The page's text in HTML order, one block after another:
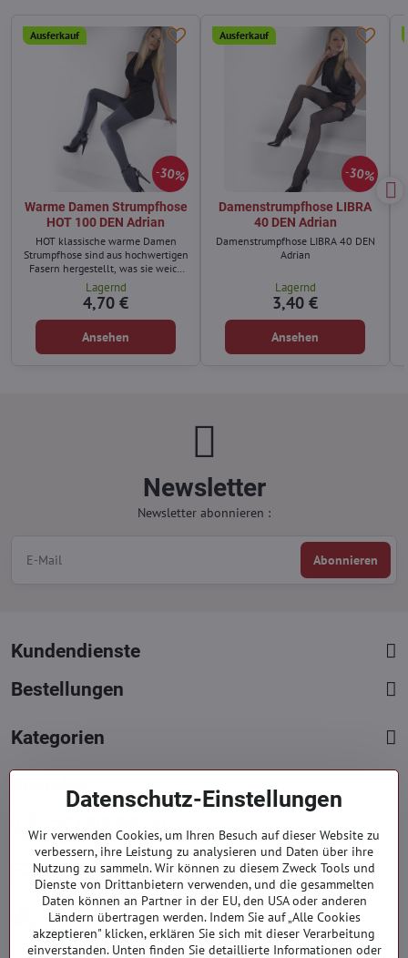
30%
Ausferkauf
Warme Damen Strumpfhose
HOT 100 DEN Adrian
HOT klassische warme Damen
Strumpfhose sind aus hochwertigen
Fasern hergestellt, was sie weich
Lagernd
4,70 €
Ansehen
30%
Ausferkauf
Damenstrumpfhose LIBRA
40 DEN Adrian
Damenstrumpfhose LIBRA 40 DEN
Adrian
Lagernd
3,40 €
Ansehen
Newsletter
Newsletter abonnieren :
Abonnieren
Kundendienste
Bestellungen
Kategorien
Kontakte
Mont. - Freit. : 09:00 - 15:00 hod.
info​@everlady​.eu
Non stop ( 24/7 )
Impressum
Firmendaten
Datenschutz-Einstellungen
Wir verwenden Cookies, um Ihren Besuch auf dieser Website zu
verbessern, ihre Leistung zu analysieren und Daten über ihre
Nutzung zu sammeln. Wir können zu diesem Zweck Tools und
Dienste von Drittanbietern verwenden, und die gesammelten
Daten können an Partner in der EU, den USA oder anderen
Ländern übertragen werden. Indem Sie auf „Alle Cookies
akzeptieren" klicken, erklären Sie sich mit dieser Verarbeitung
einverstanden. Unten finden Sie detaillierte Informationen oder